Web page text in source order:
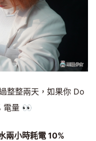
整整兩天，如果你 Do
電量 👀
兩小時耗電 10%